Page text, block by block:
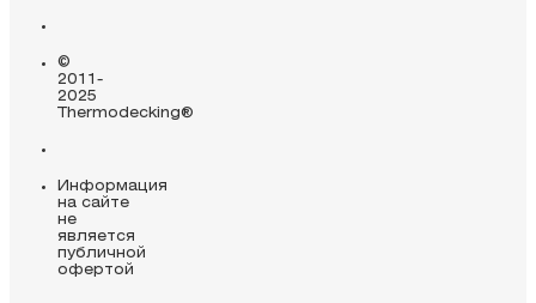
©
2011-
2025
Thermodecking®
Информация
на сайте
не
является
публичной
офертой